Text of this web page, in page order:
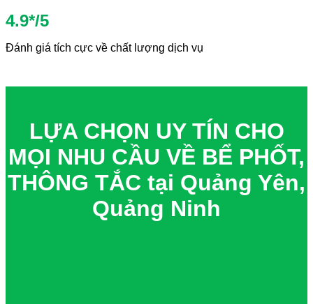
4.9*/5
Đánh giá tích cực về chất lượng dịch vụ
LỰA CHỌN UY TÍN CHO
MỌI NHU CẦU VỀ BỂ PHỐT,
THÔNG TẮC tại Quảng Yên,
Quảng Ninh